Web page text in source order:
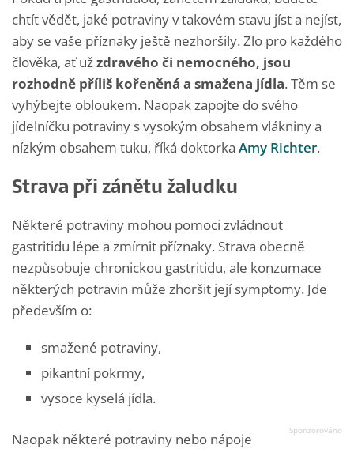
chtít vědět, jaké potraviny v takovém stavu jíst a nejíst,
aby se vaše příznaky ještě nezhoršily. Zlo pro každého
člověka, ať užzdravého či nemocného, jsou
rozhodně příliš kořeněná a smažena jídla. Těm se
vyhýbejte obloukem. Naopak zapojte do svého
jídelníčku potraviny s vysokým obsahem vlákniny a
nízkým obsahem tuku, říká doktorka Amy Richter.
Strava při zánětu žaludku
Některé potraviny mohou pomoci zvládnout
gastritidu lépe a zmírnit příznaky. Strava obecně
nezpůsobuje chronickou gastritidu, ale konzumace
některých potravin může zhoršit její symptomy. Jde
především o:
smažené potraviny,
pikantní pokrmy,
vysoce kyselá jídla.
Naopak některé potraviny nebo nápoje